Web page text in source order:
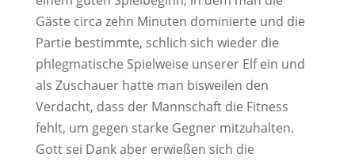
Gäste circa zehn Minuten dominierte und die
Partie bestimmte, schlich sich wieder die
phlegmatische Spielweise unserer Elf ein und
als Zuschauer hatte man bisweilen den
Verdacht, dass der Mannschaft die Fitness
fehlt, um gegen starke Gegner mitzuhalten.
Gott sei Dank aber erwießen sich die